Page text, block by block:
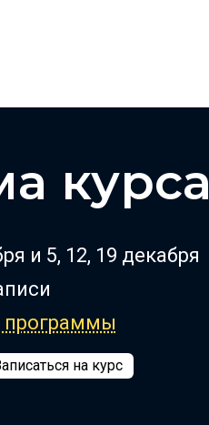
курса
и 5, 12, 19 декабря
программы
на курс